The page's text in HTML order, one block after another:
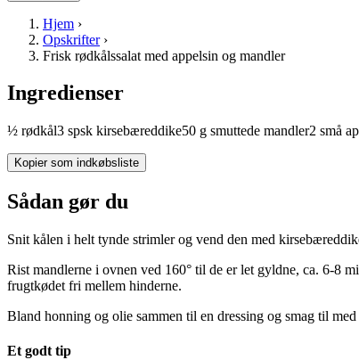
Hjem ›
Opskrifter›
Frisk rødkålssalat med appelsin og mandler
Ingredienser
½ rødkål3 spsk kirsebæreddike50 g smuttede mandler2 små
Kopier som indkøbsliste
Sådan gør du
Snit kålen i helt tynde strimler og vend den med
Rist mandlerne i ovnen ved 160° til de er let gyldne, ca. 6-8
frugtkødet fri mellem hinderne.
Bland honning og olie sammen til en dressing og smag til
Et godt tip